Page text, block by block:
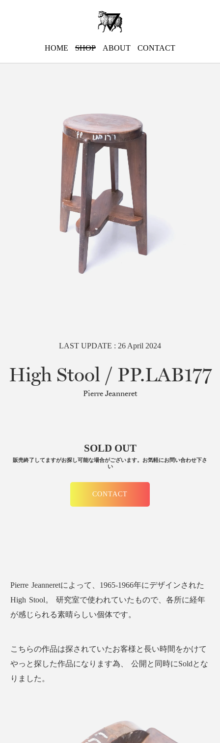
HOME SHOP ABOUT CONTACT
LAST UPDATE : 26 April 2024
High Stool / PP.LAB177
Pierre Jeanneret
SOLD OUT
販売終了してますがお探し可能な場合がございます。お気軽にお問い合わせ下さ
い
CONTACT
Pierre Jeanneretによって、1965-1966年にデザインされた
High Stool。 研究室で使われていたもので、各所に経年
が感じられる素晴らしい個体です。
こちらの作品は探されていたお客様と長い時間をかけて
やっと探した作品になります為、 公開と同時にSoldとな
りました。